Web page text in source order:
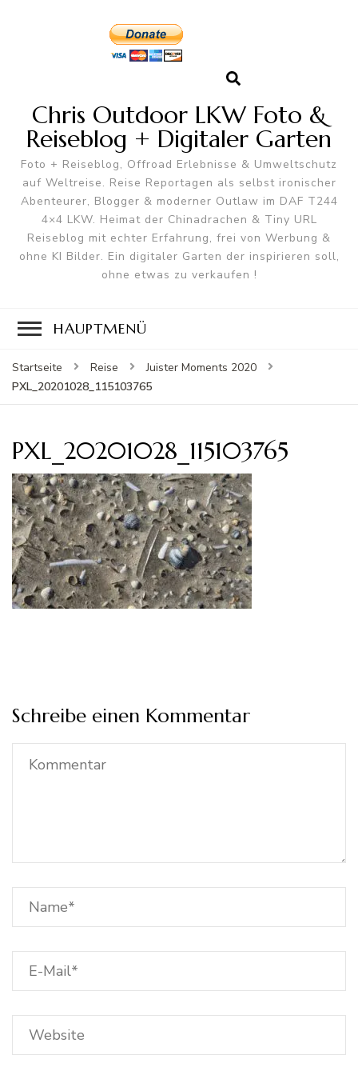
Chris Outdoor LKW Foto &
Reiseblog + Digitaler Garten
Foto + Reiseblog, Offroad Erlebnisse & Umweltschutz
auf Weltreise. Reise Reportagen als selbst ironischer
Abenteurer, Blogger & moderner Outlaw im DAF T244
4×4 LKW. Heimat der Chinadrachen & Tiny URL
Reiseblog mit echter Erfahrung, frei von Werbung &
ohne KI Bilder. Ein digitaler Garten der inspirieren soll,
ohne etwas zu verkaufen !
HAUPTMENÜ
Startseite Reise
Juister Moments 2020
PXL_20201028_115103765
PXL_20201028_115103765
Schreibe einen Kommentar